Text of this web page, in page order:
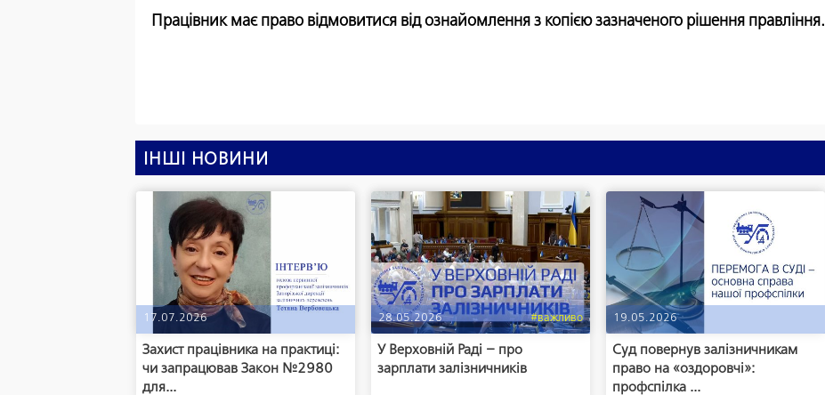
Працівник має право відмовитися від ознайомлення з копією зазначеного рішення правління.
ІНШІ НОВИНИ
17.07.2026
Захист працівника на практиці:
чи запрацював Закон №2980
для...
28.05.2026 #важливо
У Верховній Раді – про
зарплати залізничників
19.05.2026
Суд повернув залізничникам
право на «оздоровчі»:
профспілка ...